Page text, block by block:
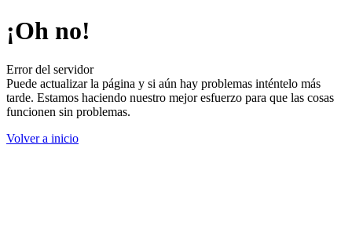
¡Oh no!
Error del servidor
Puede actualizar la página y si aún hay problemas inténtelo más
tarde. Estamos haciendo nuestro mejor esfuerzo para que las cosas
funcionen sin problemas.
Volver a inicio